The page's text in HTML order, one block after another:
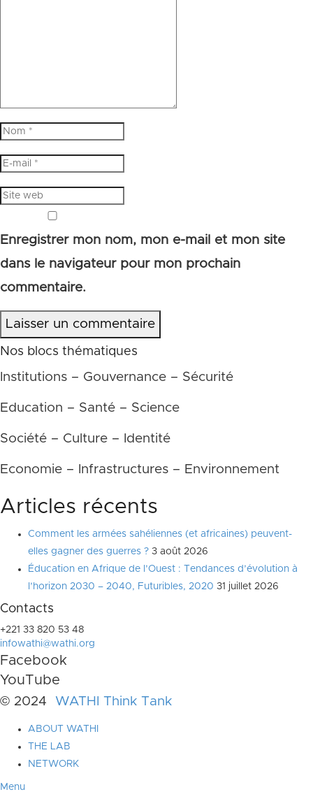
Enregistrer mon nom, mon e-mail et mon site
dans le navigateur pour mon prochain
commentaire.
Laisser un commentaire
Nos blocs thématiques
Institutions – Gouvernance – Sécurité
Education – Santé – Science
Société – Culture – Identité
Economie – Infrastructures – Environnement
Articles récents
Comment les armées sahéliennes (et africaines) peuvent-
elles gagner des guerres ? 3 août 2026
Éducation en Afrique de l’Ouest : Tendances d’évolution à
l’horizon 2030 – 2040, Futuribles, 2020 31 juillet 2026
Contacts
+221 33 820 53 48
infowathi@wathi.org
Facebook
YouTube
© 2024 WATHI Think Tank
ABOUT WATHI
THE LAB
NETWORK
Menu